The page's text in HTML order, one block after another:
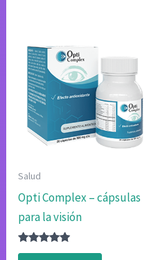
Salud
Opti Complex – cápsulas
para la visión
Valorado